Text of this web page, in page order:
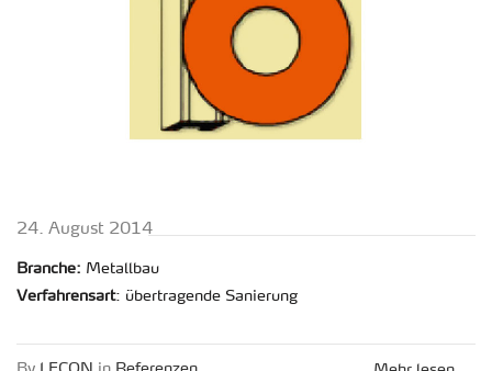
24. Au­gust 2014
Bran­che: Me­tall­bau
Ver­fah­rens­art: über­tra­gen­de Sa­nie­rung